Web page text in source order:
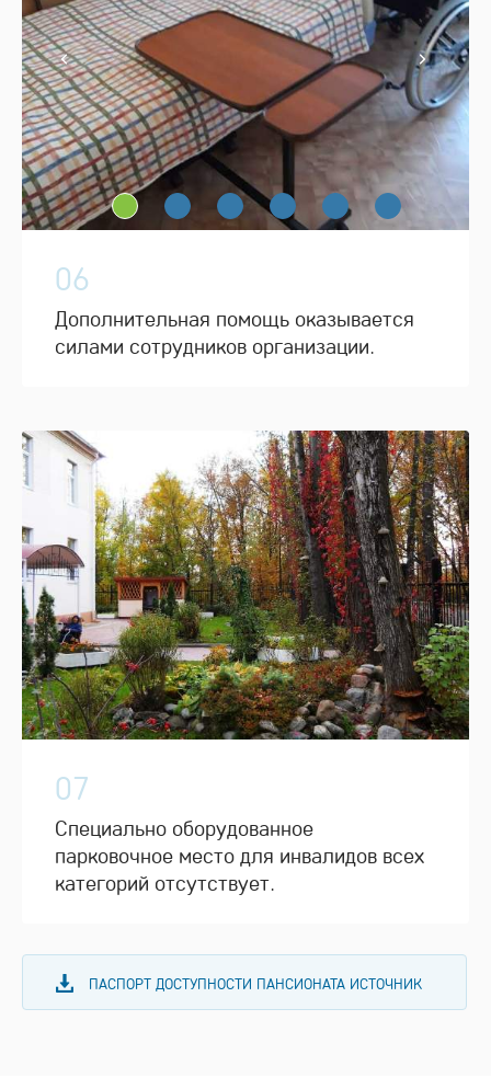
06
Дополнительная помощь оказывается
силами сотрудников организации.
07
Специально оборудованное
парковочное место для инвалидов всех
категорий отсутствует.
ПАСПОРТ ДОСТУПНОСТИ ПАНСИОНАТА ИСТОЧНИК